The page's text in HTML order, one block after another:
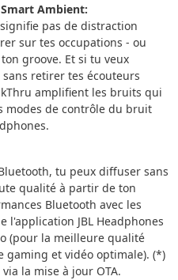
Ambient:
pas de distraction
sur tes occupations - ou
groove. Et si tu veux
retirer tes écouteurs
amplifient les bruits qui
modes de contrôle du bruit
tu peux diffuser sans
qualité à partir de ton
Bluetooth avec les
l'application JBL Headphones
(pour la meilleure qualité
gaming et vidéo optimale). (*)
la mise à jour OTA.